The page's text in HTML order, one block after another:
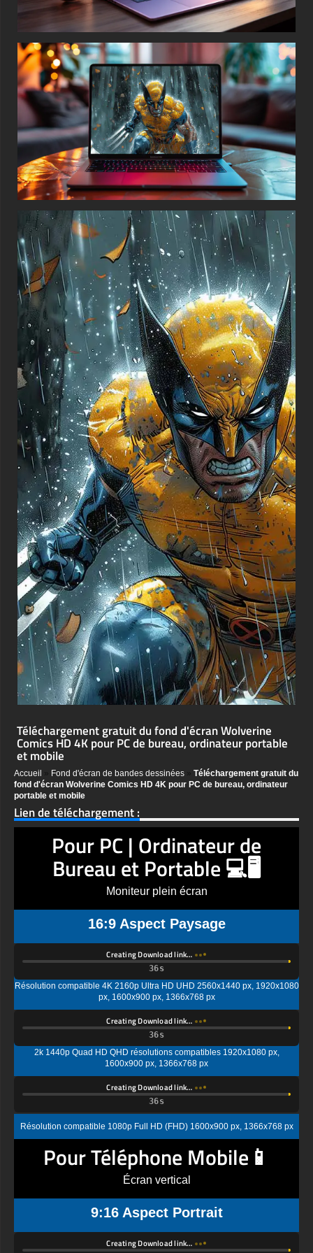
Téléchargement gratuit du fond d'écran Wolverine
Comics HD 4K pour PC de bureau, ordinateur portable
et mobile
Accueil Fond d'écran de bandes dessinées
Téléchargement gratuit du
fond d'écran Wolverine Comics HD 4K pour PC de bureau, ordinateur
portable et mobile
Lien de téléchargement :
Pour PC | Ordinateur de
Bureau et Portable 💻🖥️
Moniteur plein écran
16:9 Aspect Paysage
Creating Download link…
Résolution compatible 4K 2160p Ultra HD UHD 2560x1440 px, 1920x1080
px, 1600x900 px, 1366x768 px
Creating Download link…
2k 1440p Quad HD QHD résolutions compatibles 1920x1080 px,
Creating Download link…
Résolution compatible 1080p Full HD (FHD) 1600x900 px, 1366x768 px
Pour Téléphone Mobile📱
Écran vertical
9:16 Aspect Portrait
Creating Download link…
Écran standard Ultra HD (UHD), résolution compatible 4K UHD (2K par 4K)
1440x2560 px, 1080x1920px, 720 x 1280 px